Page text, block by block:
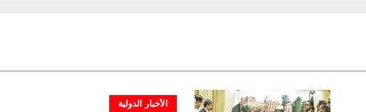
الأخبار الدولية